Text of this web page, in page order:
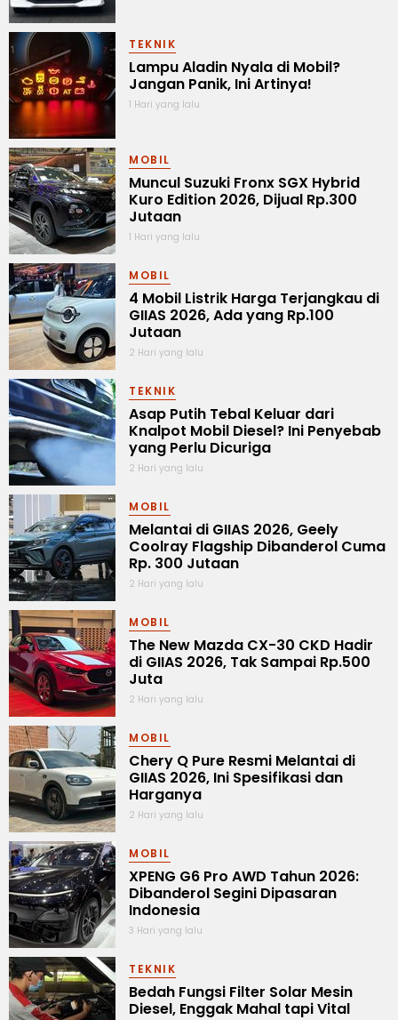
TEKNIK
Lampu Aladin Nyala di Mobil?
Jangan Panik, Ini Artinya!
1 Hari yang lalu
MOBIL
Muncul Suzuki Fronx SGX Hybrid
Kuro Edition 2026, Dijual Rp.300
Jutaan
1 Hari yang lalu
MOBIL
4 Mobil Listrik Harga Terjangkau di
GIIAS 2026, Ada yang Rp.100
Jutaan
2 Hari yang lalu
TEKNIK
Asap Putih Tebal Keluar dari
Knalpot Mobil Diesel? Ini Penyebab
yang Perlu Dicuriga
2 Hari yang lalu
MOBIL
Melantai di GIIAS 2026, Geely
Coolray Flagship Dibanderol Cuma
Rp. 300 Jutaan
2 Hari yang lalu
MOBIL
The New Mazda CX-30 CKD Hadir
di GIIAS 2026, Tak Sampai Rp.500
Juta
2 Hari yang lalu
MOBIL
Chery Q Pure Resmi Melantai di
GIIAS 2026, Ini Spesifikasi dan
Harganya
2 Hari yang lalu
MOBIL
XPENG G6 Pro AWD Tahun 2026:
Dibanderol Segini Dipasaran
Indonesia
3 Hari yang lalu
TEKNIK
Bedah Fungsi Filter Solar Mesin
Diesel, Enggak Mahal tapi Vital